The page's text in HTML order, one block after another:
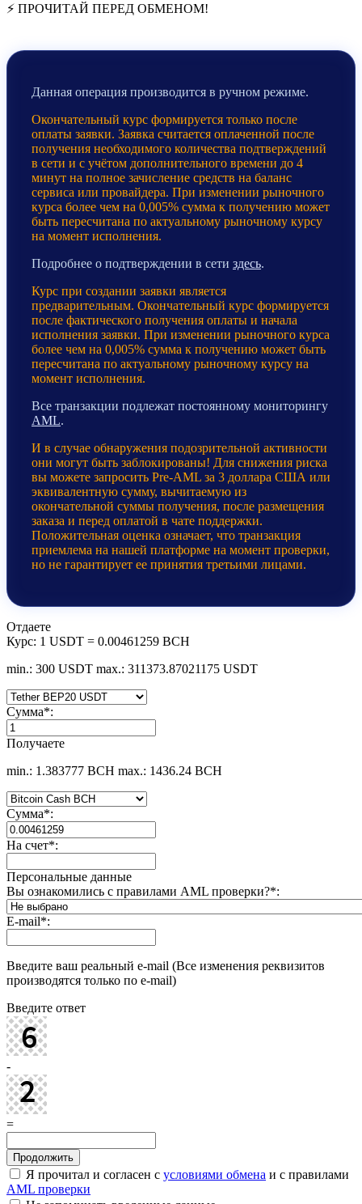
⚡ ПРОЧИТАЙ ПЕРЕД ОБМЕНОМ!
Данная операция производится в ручном режиме.
Окончательный курс формируется только после
оплаты заявки. Заявка считается оплаченной после
получения необходимого количества подтверждений
в сети и с учётом дополнительного времени до 4
минут на полное зачисление средств на баланс
сервиса или провайдера. При изменении рыночного
курса более чем на 0,005% сумма к получению может
быть пересчитана по актуальному рыночному курсу
на момент исполнения.
Подробнее о подтверждении в сети здесь.
Курс при создании заявки является
предварительным. Окончательный курс формируется
после фактического получения оплаты и начала
исполнения заявки. При изменении рыночного курса
более чем на 0,005% сумма к получению может быть
пересчитана по актуальному рыночному курсу на
момент исполнения.
Все транзакции подлежат постоянному мониторингу
AML.
И в случае обнаружения подозрительной активности
они могут быть заблокированы! Для снижения риска
вы можете запросить Pre-AML за 3 доллара США или
эквивалентную сумму, вычитаемую из
окончательной суммы получения, после размещения
заказа и перед оплатой в чате поддержки.
Положительная оценка означает, что транзакция
приемлема на нашей платформе на момент проверки,
но не гарантирует ее принятия третьими лицами.
Отдаете
Курс: 1 USDT = 0.00461259 BCH
min.: 300 USDT max.: 311373.87021175 USDT
Сумма*:
Получаете
min.: 1.383777 BCH max.: 1436.24 BCH
Сумма*:
На счет*:
Персональные данные
Вы ознакомились с правилами AML проверки?*:
E-mail*:
Введите ваш реальный e-mail (Все изменения реквизитов
производятся только по e-mail)
Введите ответ
-
=
Я прочитал и согласен с условиями обмена и с правилами
AML проверки